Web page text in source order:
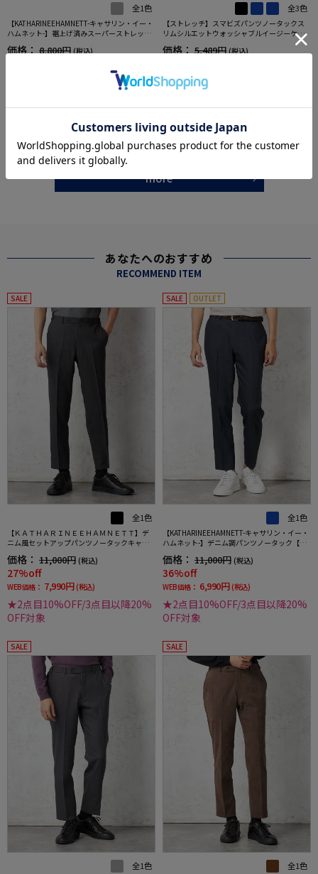
全1色
【KATHARINEEHAMNETT-キャサリン・イー・
ハムネット-】裾上げ済みスーパーストレッチ
無地
価格： 8,800円 (税込)
2点目半額セール対象商品
5.0（1）
全3色
【ストレッチ】スマビズパンツノータックス
リムシルエットウォッシャブルイージーケア
価格： 5,489円 (税込)
WEB価格： 4,390円
★2点目10%OFF/3点目以降20%
OFF対象
5.0（6）
more
あなたへのおすすめ
RECOMMEND ITEM
SALE
全1色
【ＫＡＴＨＡＲＩＮＥＥＨＡＭＮＥＴＴ】デ
ニム風セットアップパンツノータックキャサ
春夏
価格： 11,000円 (税込)
27%off
WEB価格： 7,990円 (税込)
★2点目10%OFF/3点目以降20%
OFF対象
SALE OUTLET
全1色
【KATHARINEEHAMNETT-キャサリン・イー・
ハムネット-】デニム調パンツノータック【セ
チネイビー無地
価格： 11,000円 (税込)
36%off
WEB価格： 6,990円 (税込)
★2点目10%OFF/3点目以降20%
OFF対象
SALE
全1色
SALE
全1色